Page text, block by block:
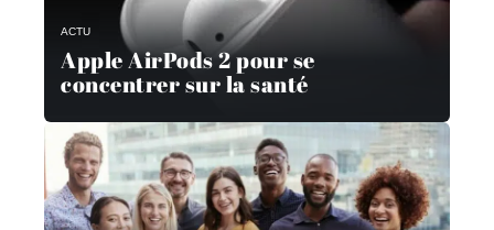
ACTU
Apple AirPods 2 pour se
concentrer sur la santé